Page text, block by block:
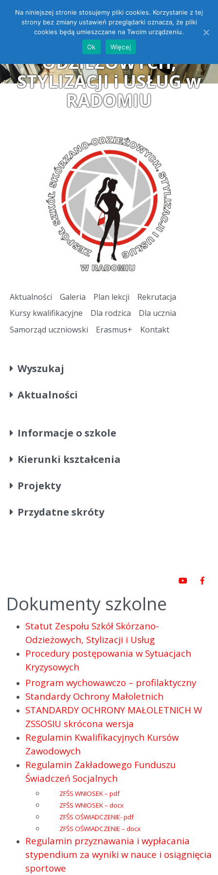
Open toolbar
ZESPÓŁ SZKÓŁ
SKÓRZANO-
ODZIEŻOWYCH,
STYLIZACJI i USŁUG w
RADOMIU
Aktualności Galeria Plan lekcji
Rekrutacja
Kursy kwalifikacyjne
Dla rodzica
Dla ucznia
Samorząd uczniowski
Erasmus+ Kontakt
Wyszukaj
Aktualności
Informacje o szkole
Kierunki kształcenia
Projekty
Przydatne skróty
Dokumenty szkolne
Statut Zespołu Szkół Skórzano-
Odzieżowych, Stylizacji i Usług
Procedury postępowania w Sytuacjach
Kryzysowych
Program wychowawczo – profilaktyczny
Standardy Ochrony Małoletnich
STANDARDY OCHRONY MAŁOLETNICH W
ZSSOSIU skrócona wersja
Regulamin Kwalifikacyjnych Kursów
Zawodowych
Regulamin Zakładowego Funduszu
Świadczeń Socjalnych
ZFŚS WNIOSEK – pdf
ZFŚS WNIOSEK – docx
ZFŚS OŚWIADCZENIE- pdf
ZFŚS OŚWIADCZENIE – docx
Regulamin przyznawania i wypłacania
stypendium za wyniki w nauce i osiągnięcia
sportowe
Na niniejszej stronie stosujemy pliki cookies. Korzystanie z tej
strony bez zmiany ustawień przeglądarki oznacza, że pliki
cookies będą umieszczane na Twoim urządzeniu.
Ok
Więcej